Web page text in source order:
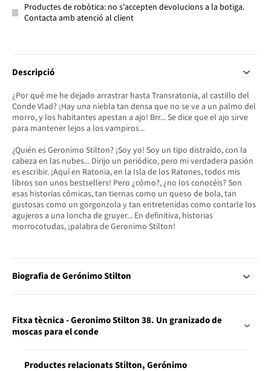
Productes de robòtica: no s'accepten devolucions a la botiga.
Contacta amb atenció al client
Descripció
¿Por qué me he dejado arrastrar hasta Transratonia, al castillo del
Conde Vlad? ¡Hay una niebla tan densa que no se ve a un palmo del
morro, y los habitantes apestan a ajo! Brr... Se dice que el ajo sirve
para mantener lejos a los vampiros...
¿Quién es Geronimo Stilton? ¡Soy yo! Soy un tipo distraído, con la
cabeza en las nubes... Dirijo un periódico, pero mi verdadera pasión
es escribir. ¡Aquí en Ratonia, en la Isla de los Ratones, todos mis
libros son unos bestsellers! Pero ¿cómo?, ¿no los conocéis? Son
esas historias cómicas, tan tiernas como un queso de bola, tan
gustosas como un gorgonzola y tan entretenidas como contarle los
agujeros a una loncha de gruyer... En definitiva, historias
morrocotudas, ¡palabra de Geronimo Stilton!
Biografia de Gerónimo Stilton
Fitxa tècnica - Geronimo Stilton 38. Un granizado de
moscas para el conde
Productes relacionats Stilton, Gerónimo